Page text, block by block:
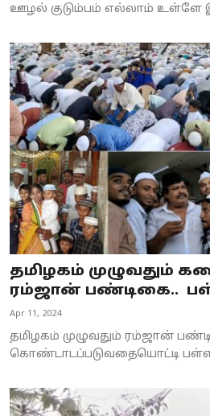
ஊழல் குடும்பம் எல்லாம் உள்ளே
தமிழகம் முழுவதும்
ரம்ஜான் பண்டிகை..
Apr 11, 2024
தமிழகம் முழுவதும் ரம்ஜான்
கொண்டாடப்படுவதையொட்டி